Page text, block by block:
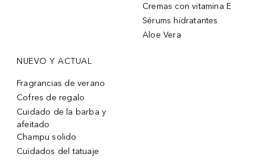
Cremas con vitamina E
Sérums hidratantes
Aloe Vera
NUEVO Y ACTUAL
Fragrancias de verano
Cofres de regalo
Cuidado de la barba y
afeitado
Champu solido
Cuidados del tatuaje